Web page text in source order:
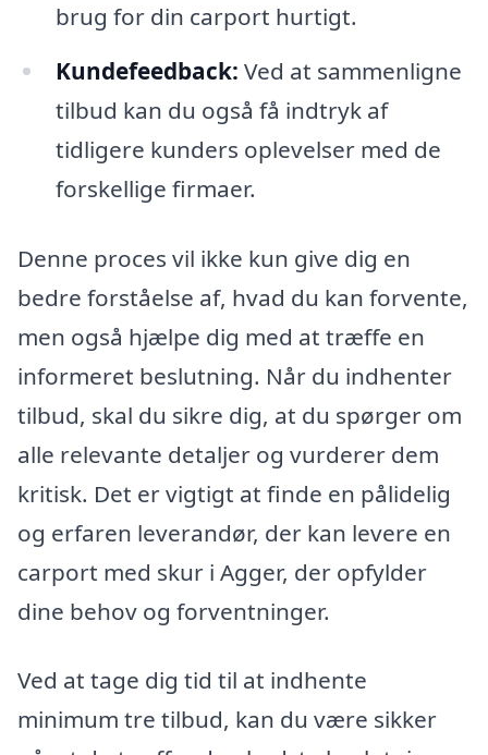
brug for din carport hurtigt.
Kundefeedback: Ved at sammenligne
tilbud kan du også få indtryk af
tidligere kunders oplevelser med de
forskellige firmaer.
Denne proces vil ikke kun give dig en
bedre forståelse af, hvad du kan forvente,
men også hjælpe dig med at træffe en
informeret beslutning. Når du indhenter
tilbud, skal du sikre dig, at du spørger om
alle relevante detaljer og vurderer dem
kritisk. Det er vigtigt at finde en pålidelig
og erfaren leverandør, der kan levere en
carport med skur i Agger, der opfylder
dine behov og forventninger.
Ved at tage dig tid til at indhente
minimum tre tilbud, kan du være sikker